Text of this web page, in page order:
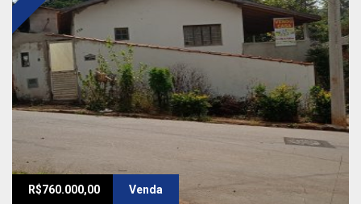
R$760.000,00 Venda